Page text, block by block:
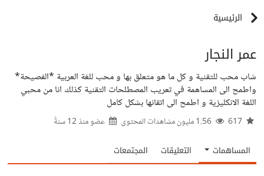
الرئيسية
عمر النجار
شاب محب للتقنية و كل ما هو متعلق بها و محب للغة العربية *الفصيحة*
واطمح الى المساهمة في تعريب المصطلحات التقنية كذلك انا من محبي
اللغة الانكليزية و اطمح الى اتقانها بشكل كامل
عضو منذ12 سنةً
المساهمات التعليقات المجتمعات